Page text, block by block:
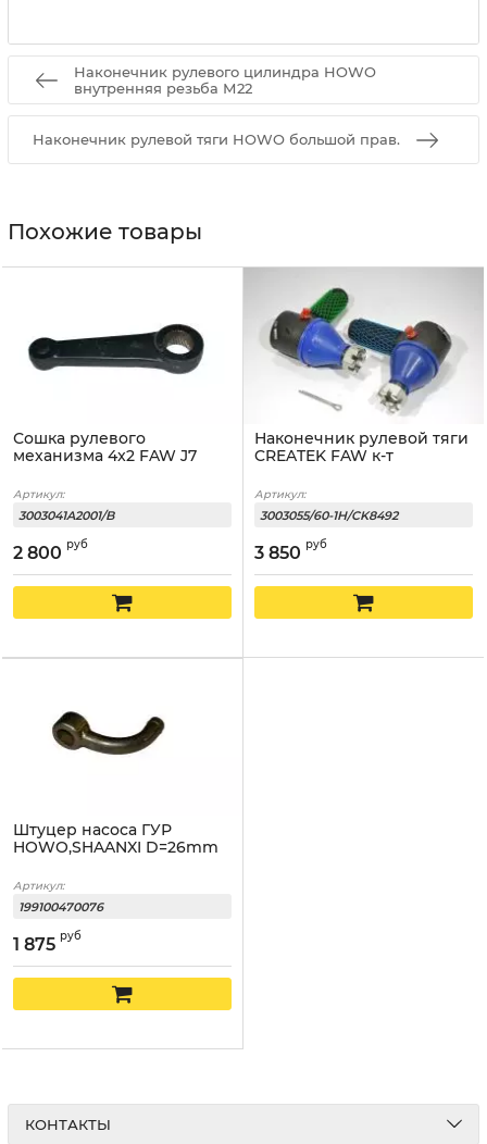
Наконечник рулевого цилиндра HOWO
внутренняя резьба М22
Наконечник рулевой тяги HOWO большой прав.
Похожие товары
Сошка рулевого
механизма 4x2 FAW J7
Артикул:
3003041A2001/B
2 800 руб
Наконечник рулевой тяги
CREATEK FAW к-т
Артикул:
3003055/60-1H/CK8492
3 850 руб
Штуцер насоса ГУР
HOWO,SHAANXI D=26mm
Артикул:
199100470076
1 875 руб
КОНТАКТЫ